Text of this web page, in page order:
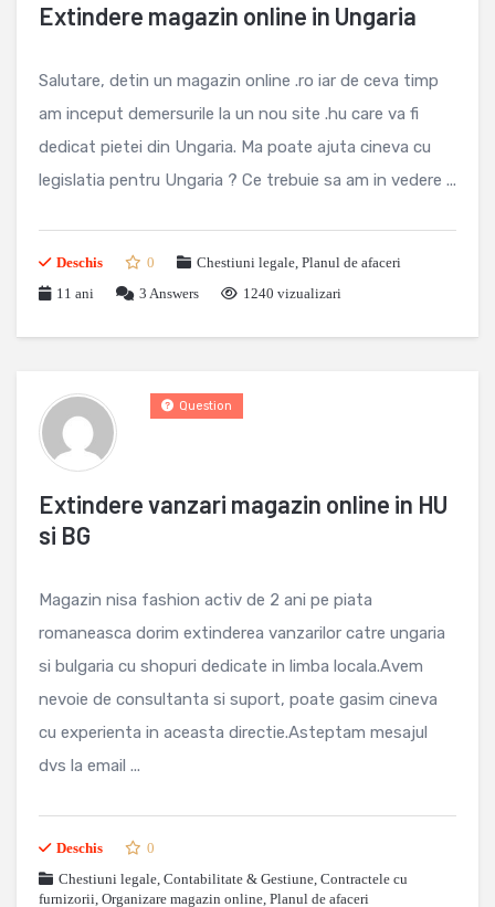
Extindere magazin online in Ungaria
Salutare, detin un magazin online .ro iar de ceva timp
am inceput demersurile la un nou site .hu care va fi
dedicat pietei din Ungaria. Ma poate ajuta cineva cu
legislatia pentru Ungaria ? Ce trebuie sa am in vedere ...
Deschis 0 Chestiuni legale, Planul de afaceri
11 ani
3 Answers 1240 vizualizari
Extindere vanzari magazin online in HU
si BG
Question
Magazin nisa fashion activ de 2 ani pe piata
romaneasca dorim extinderea vanzarilor catre ungaria
si bulgaria cu shopuri dedicate in limba locala.Avem
nevoie de consultanta si suport, poate gasim cineva
cu experienta in aceasta directie.Asteptam mesajul
dvs la email ...
Deschis
0
Chestiuni legale, Contabilitate & Gestiune, Contractele cu
furnizorii, Organizare magazin online, Planul de afaceri